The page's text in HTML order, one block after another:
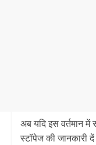
अब यदि इस वर्तमान
स्टॉपेज की जानकारी